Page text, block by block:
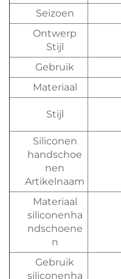
Seizoen
Ontwerp
Stijl
Gebruik
Materiaal
Stijl
Siliconen
handschoe
nen
Artikelnaam
Materiaal
siliconenha
ndschoene
n
Gebruik
siliconenha